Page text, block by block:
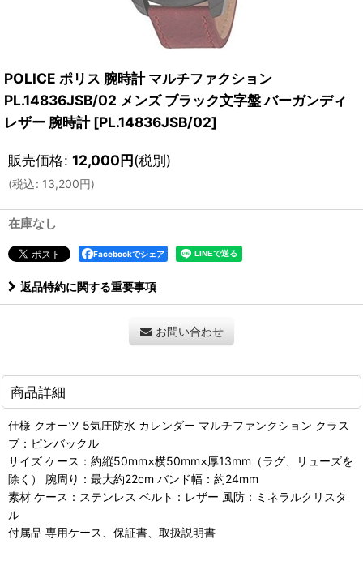
POLICE ポリス 腕時計 マルチファクション
PL.14836JSB/02 メンズ ブラック文字盤 バーガンディ
レザー 腕時計 [PL.14836JSB/02]
販売価格: 12,000円(税別)
(税込: 13,200円)
在庫なし
Facebookでシェア
返品特約に関する重要事項
お問い合わせ
商品詳細
仕様 クオーツ 5気圧防水 カレンダー マルチファンクション クラス
プ：ピンバックル
サイズ ケース：約縦50mm×横50mm×厚13mm（ラグ、リューズを
除く） 腕周り：最大約22cm バンド幅：約24mm
素材 ケース：ステンレス ベルト：レザー 風防：ミネラルクリスタ
ル
付属品 専用ケース、保証書、取扱説明書